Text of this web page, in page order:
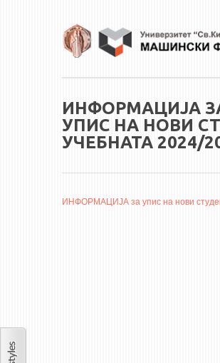
ИНФОРМАЦИЈА
УПИС НА НОВИ
УЧЕБНАТА 2024/
ИНФОРМАЦИЈА за упис на нови